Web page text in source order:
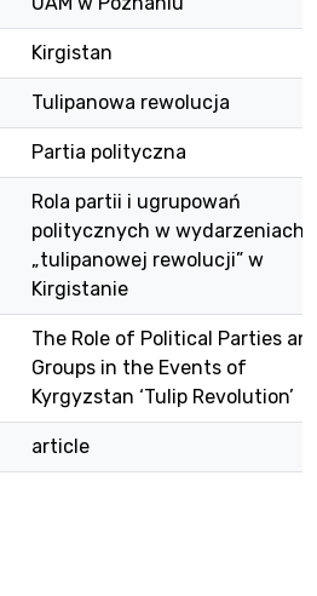
Kirgistan
Tulipanowa rewolucja
Partia polityczna
Rola partii i ugrupowań
politycznych w wydarzeniach
„tulipanowej rewolucji” w
Kirgistanie
The Role of Political Parties
Groups in the Events of
Kyrgyzstan ‘Tulip Revolution’
article